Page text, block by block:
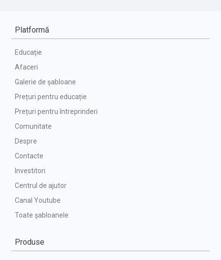
Platformă
Educație
Afaceri
Galerie de șabloane
Prețuri pentru educație
Prețuri pentru întreprinderi
Comunitate
Despre
Contacte
Investitori
Centrul de ajutor
Canal Youtube
Toate șabloanele
Produse